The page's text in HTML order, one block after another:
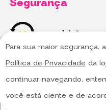
Utilizamos cookies para
experiência, melhorar o
como você interage em
personalizar conteúdo.
Utilizamos cookies para
experiência, melhorar o
como você interage em
personalizar conteúdo.
Para sua maior segurança,
Política de Privacidadeda
continuar navegando,
você está ciente e de